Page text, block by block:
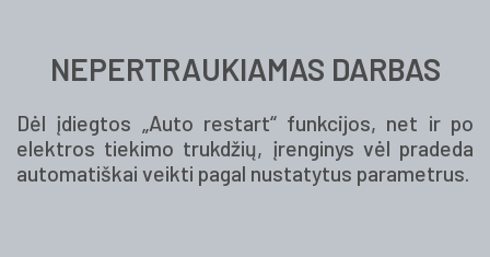
NEPERTRAUKIAMAS DARBAS
Dėl įdiegtos „Auto restart“ funkcijos, net ir po
elektros tiekimo trukdžių, įrenginys vėl pradeda
automatiškai veikti pagal nustatytus parametrus.